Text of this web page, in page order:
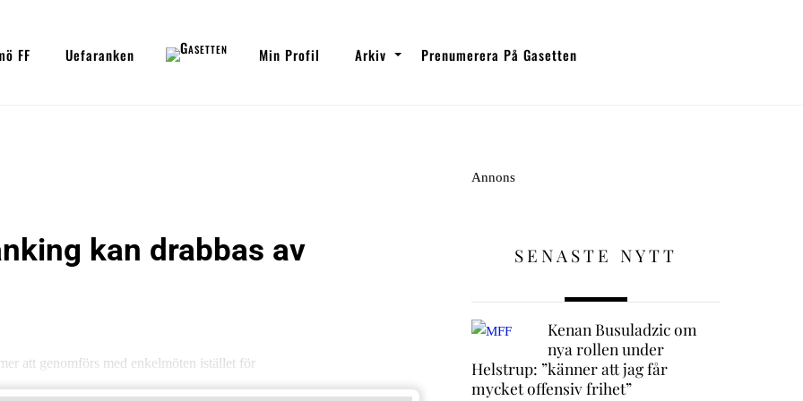
FF Uefaranken Min Profil Arkiv Prenumerera På Gasetten
kan drabbas av
att genomförs med enkelmöten istället för
Annons
SENASTE NYTT
Kenan Busuladzic om
nya rollen under
Helstrup: ”känner att jag får
mycket offensiv frihet”